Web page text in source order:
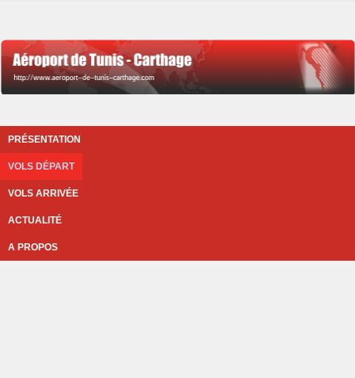
PRÉSENTATION
VOLS DÉPART
VOLS ARRIVÉE
ACTUALITÉ
A PROPOS